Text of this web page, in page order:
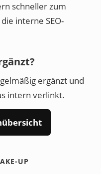
schneller zum
interne SEO-
ergänzt und
intern verlinkt.
UP